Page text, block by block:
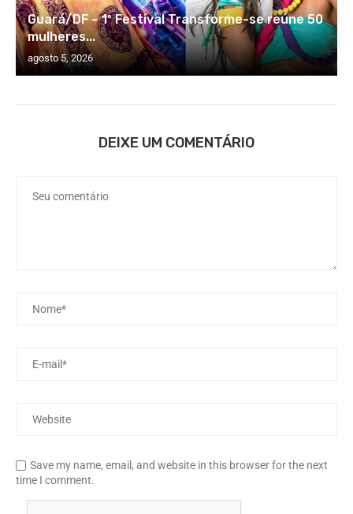
Guará/DF – 1º Festival Transforme-se reúne 50
mulheres...
agosto 5, 2026
DEIXE UM COMENTÁRIO
Save my name, email, and website in this browser for the next
time I comment.